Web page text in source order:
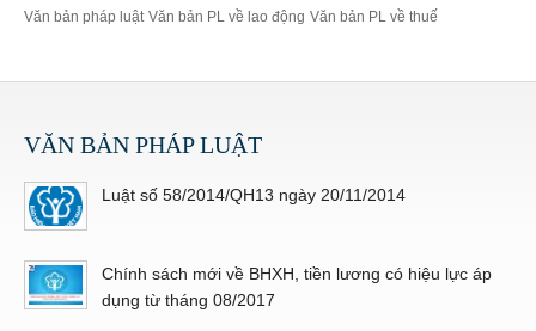
Văn bản pháp luật Văn bản PL về lao động Văn bản PL về thuế
VĂN BẢN PHÁP LUẬT
Luật số 58/2014/QH13 ngày 20/11/2014
Chính sách mới về BHXH, tiền lương có hiệu lực áp
dụng từ tháng 08/2017